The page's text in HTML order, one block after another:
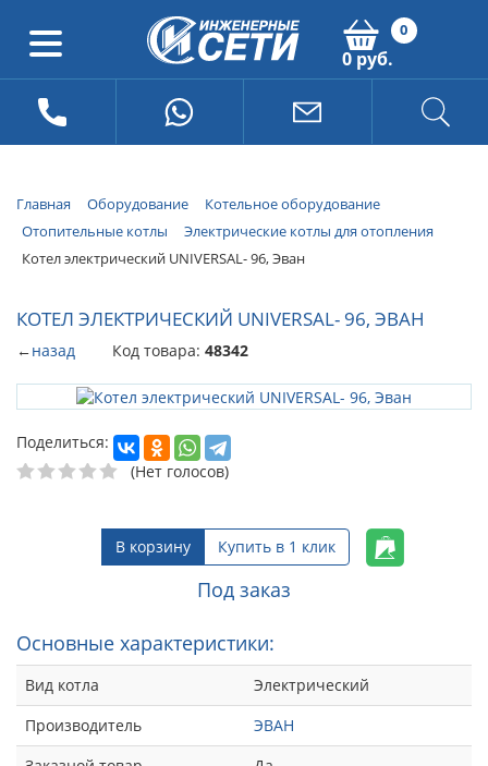
0
0 руб.
Главная Оборудование
Котельное оборудование
Отопительные котлы
Электрические котлы для отопления
Котел электрический UNIVERSAL- 96, Эван
КОТЕЛ ЭЛЕКТРИЧЕСКИЙ UNIVERSAL- 96, ЭВАН
←назад Код товара: 48342
Поделиться:
(Нет голосов)
В корзину Купить в 1 клик
Под заказ
Основные характеристики:
Вид котла
Электрический
Производитель
ЭВАН